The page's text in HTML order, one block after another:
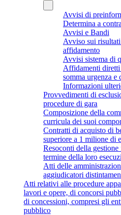
Avvisi di
Determina a
Avvisi e Bandi
Avviso sui
affidamento
Avvisi sistema di
Affidamenti
somma urgenza
Informazioni
Provvedimenti di
procedure di gara
Composizione della
curricula dei suoi
Contratti di acquisto di
superiore a 1 milione di
Resoconti della
termine della loro
Atti delle
aggiudicatori
Atti relativi alle procedure
lavori e opere, di concorsi
di concessioni, compresi gli
pubblico